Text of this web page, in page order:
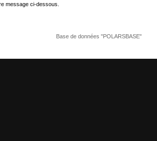
message ci-dessous.
Base de données "POLARSBASE"